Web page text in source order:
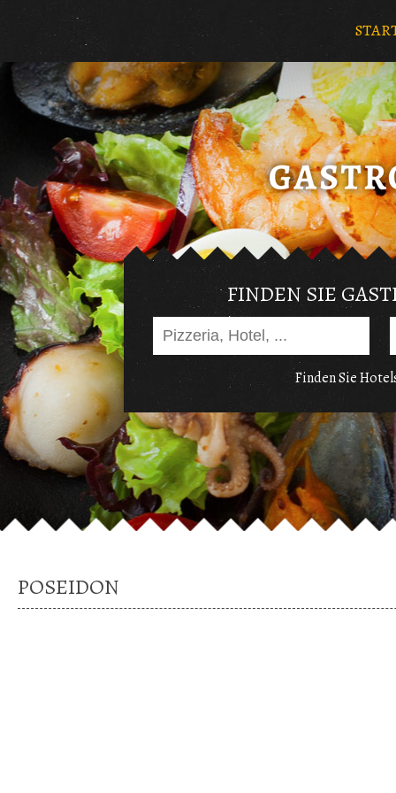
FINDEN SIE
Finden Sie
POSEIDON